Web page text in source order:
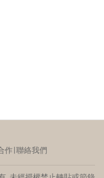
作∣聯絡我們